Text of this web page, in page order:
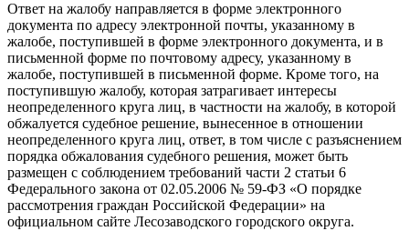
Ответ на жалобу направляется в форме электронного
документа по адресу электронной почты, указанному в
жалобе, поступившей в форме электронного документа, и в
письменной форме по почтовому адресу, указанному в
жалобе, поступившей в письменной форме. Кроме того, на
поступившую жалобу, которая затрагивает интересы
неопределенного круга лиц, в частности на жалобу, в которой
обжалуется судебное решение, вынесенное в отношении
неопределенного круга лиц, ответ, в том числе с разъяснением
порядка обжалования судебного решения, может быть
размещен с соблюдением требований части 2 статьи 6
Федерального закона от 02.05.2006 № 59-ФЗ «О порядке
рассмотрения граждан Российской Федерации» на
официальном сайте Лесозаводского городского округа.